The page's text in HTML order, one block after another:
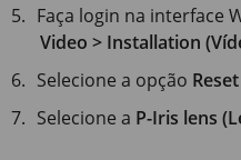
Faça login na interface
Video > Installation
Selecione a opção
Selecione a P-Iris lens